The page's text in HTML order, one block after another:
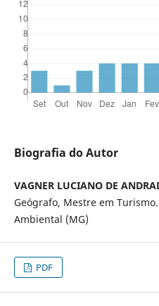
Biografia do Autor
VAGNER LUCIANO DE
Geógrafo, Mestre em
Ambiental (MG)
PDF